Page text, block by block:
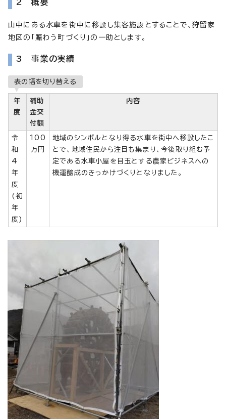
2 概要
山中にある水車を街中に移設し集客施設とすることで、狩留家
地区の「賑わう町づくり」の一助とします。
3 事業の実績
表の幅を切り替える
年
度
補助
金交
付額
内容
令
和
4
年
度
(初
年
度)
100
万円
地域のシンボルとなり得る水車を街中へ移設したこ
とで、地域住民から注目も集まり、今後取り組む予
定である水車小屋を目玉とする農家ビジネスへの
機運醸成のきっかけづくりとなりました。